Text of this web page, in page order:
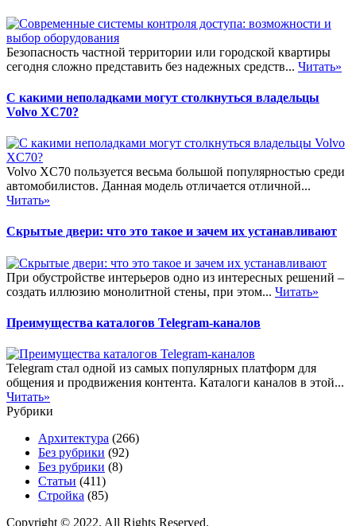
Безопасность частной территории или городской квартиры
сегодня сложно представить без надежных средств... Читать»
С какими неполадками могут столкнуться владельцы
Volvo XC70?
Volvo XC70 пользуется весьма большой популярностью среди
автомобилистов. Данная модель отличается отличной...
Читать»
Скрытые двери: что это такое и зачем их устанавливают
При обустройстве интерьеров одно из интересных решений –
создать иллюзию монолитной стены, при этом... Читать»
Преимущества каталогов Telegram-каналов
Telegram стал одной из самых популярных платформ для
общения и продвижения контента. Каталоги каналов в этой...
Читать»
Рубрики
Архитектура (266)
Без рубрики (92)
Без рубрики (8)
Статьи (411)
Стройка (85)
Copyright © 2022. All Rights Reserved.